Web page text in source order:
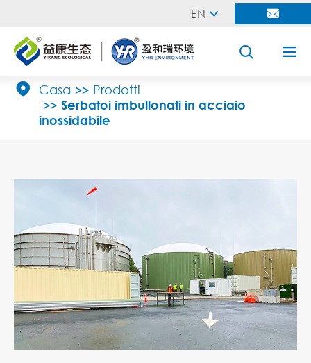
EN  
 
 Casa
Prodotti
Serbatoi imbullonati in acciaio
inossidabile